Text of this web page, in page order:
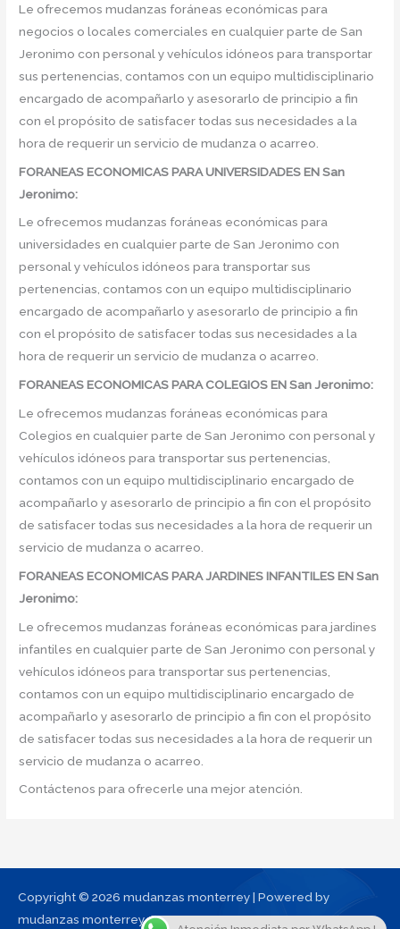
Le ofrecemos mudanzas foráneas económicas para
negocios o locales comerciales en cualquier parte de San
Jeronimo con personal y vehículos idóneos para transportar
sus pertenencias, contamos con un equipo multidisciplinario
encargado de acompañarlo y asesorarlo de principio a fin
con el propósito de satisfacer todas sus necesidades a la
hora de requerir un servicio de mudanza o acarreo.
FORANEAS ECONOMICAS PARA UNIVERSIDADES EN San
Jeronimo:
Le ofrecemos mudanzas foráneas económicas para
universidades en cualquier parte de San Jeronimo con
personal y vehículos idóneos para transportar sus
pertenencias, contamos con un equipo multidisciplinario
encargado de acompañarlo y asesorarlo de principio a fin
con el propósito de satisfacer todas sus necesidades a la
hora de requerir un servicio de mudanza o acarreo.
FORANEAS ECONOMICAS PARA COLEGIOS EN San Jeronimo:
Le ofrecemos mudanzas foráneas económicas para
Colegios en cualquier parte de San Jeronimo con personal y
vehículos idóneos para transportar sus pertenencias,
contamos con un equipo multidisciplinario encargado de
acompañarlo y asesorarlo de principio a fin con el propósito
de satisfacer todas sus necesidades a la hora de requerir un
servicio de mudanza o acarreo.
FORANEAS ECONOMICAS PARA JARDINES INFANTILES EN San
Jeronimo:
Le ofrecemos mudanzas foráneas económicas para jardines
infantiles en cualquier parte de San Jeronimo con personal y
vehículos idóneos para transportar sus pertenencias,
contamos con un equipo multidisciplinario encargado de
acompañarlo y asesorarlo de principio a fin con el propósito
de satisfacer todas sus necesidades a la hora de requerir un
servicio de mudanza o acarreo.
Contáctenos para ofrecerle una mejor atención.
Copyright © 2026 mudanzas monterrey | Powered by
mudanzas monterrey